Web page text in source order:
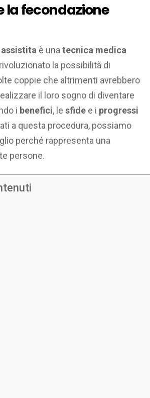
la fecondazione
è una tecnica medica
la possibilità di
coppie che altrimenti avrebbero
il loro sogno di diventare
i benefici, le sfide e i progressi
a questa procedura, possiamo
perché rappresenta una
persone.